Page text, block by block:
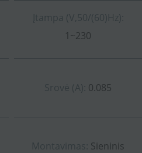
Įtampa (V,50/(60)Hz):
1~230
Srovė (A): 0.085
Montavimas: Sieninis